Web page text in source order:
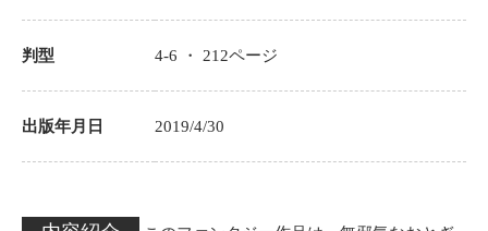
判型 4-6 ・ 212ページ
出版年月日 2019/4/30